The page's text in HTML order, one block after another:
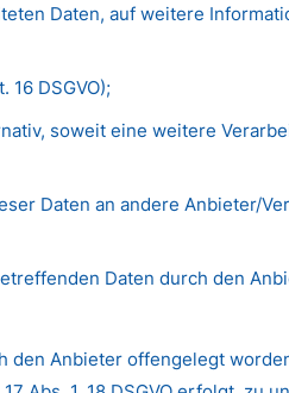
Daten, auf weitere
DSGVO);
soweit eine weitere
Daten an andere Anbieter/
Daten durch den
den Anbieter offengelegt